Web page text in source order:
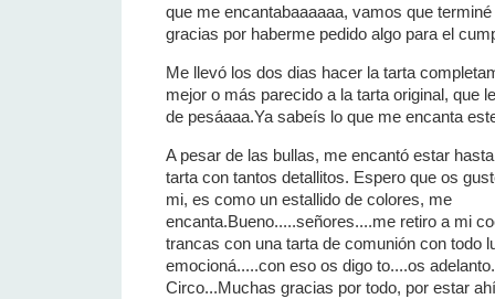
que me encantabaaaaaa, vamos que
gracias por haberme pedido algo para el
Me llevó los dos dias hacer la tarta
mejor o más parecido a la tarta original, que
de pesáaaa.Ya sabeís lo que me encanta
A pesar de las bullas, me encantó estar
tarta con tantos detallitos. Espero que os
mi, es como un estallido de colores, me
encanta.Bueno.....señores....me retiro a mi
trancas con una tarta de comunión con todo
emocioná.....con eso os digo to....os
Circo...Muchas gracias por todo, por estar